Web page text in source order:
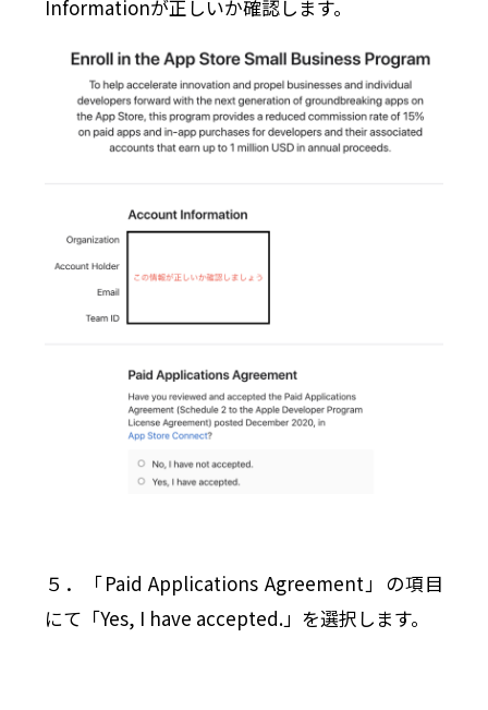
Informationが正しいか確認します。
５．「Paid Applications Agreement」の項目
にて「Yes, I have accepted.」を選択します。